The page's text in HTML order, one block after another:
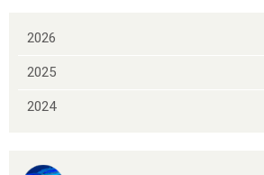
2026
2025
2024